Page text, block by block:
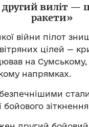
виліт —
ракети»
війни пілот
цілей —
на Сумському,
напрямках.
бойового